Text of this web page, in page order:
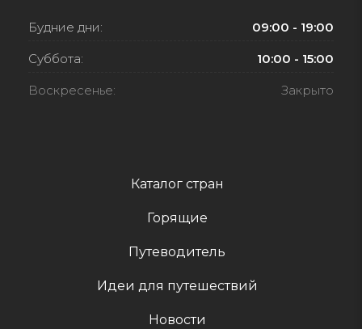
Каталог стран
Горящие
Путеводитель
Идеи для путешествий
Новости
Будние дни: 09:00 - 19:00
Суббота: 10:00 - 15:00
Воскресенье: Закрыто